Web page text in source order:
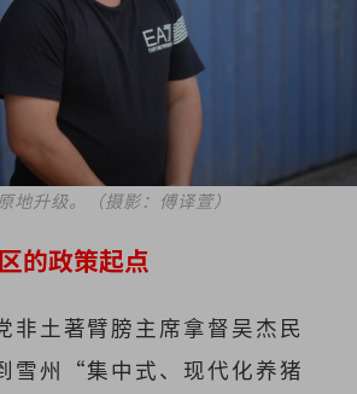
地升级。（摄影：傅译萱）
的政策起点
非土著臂膀主席拿督吴杰民
雪州“集中式、现代化养猪